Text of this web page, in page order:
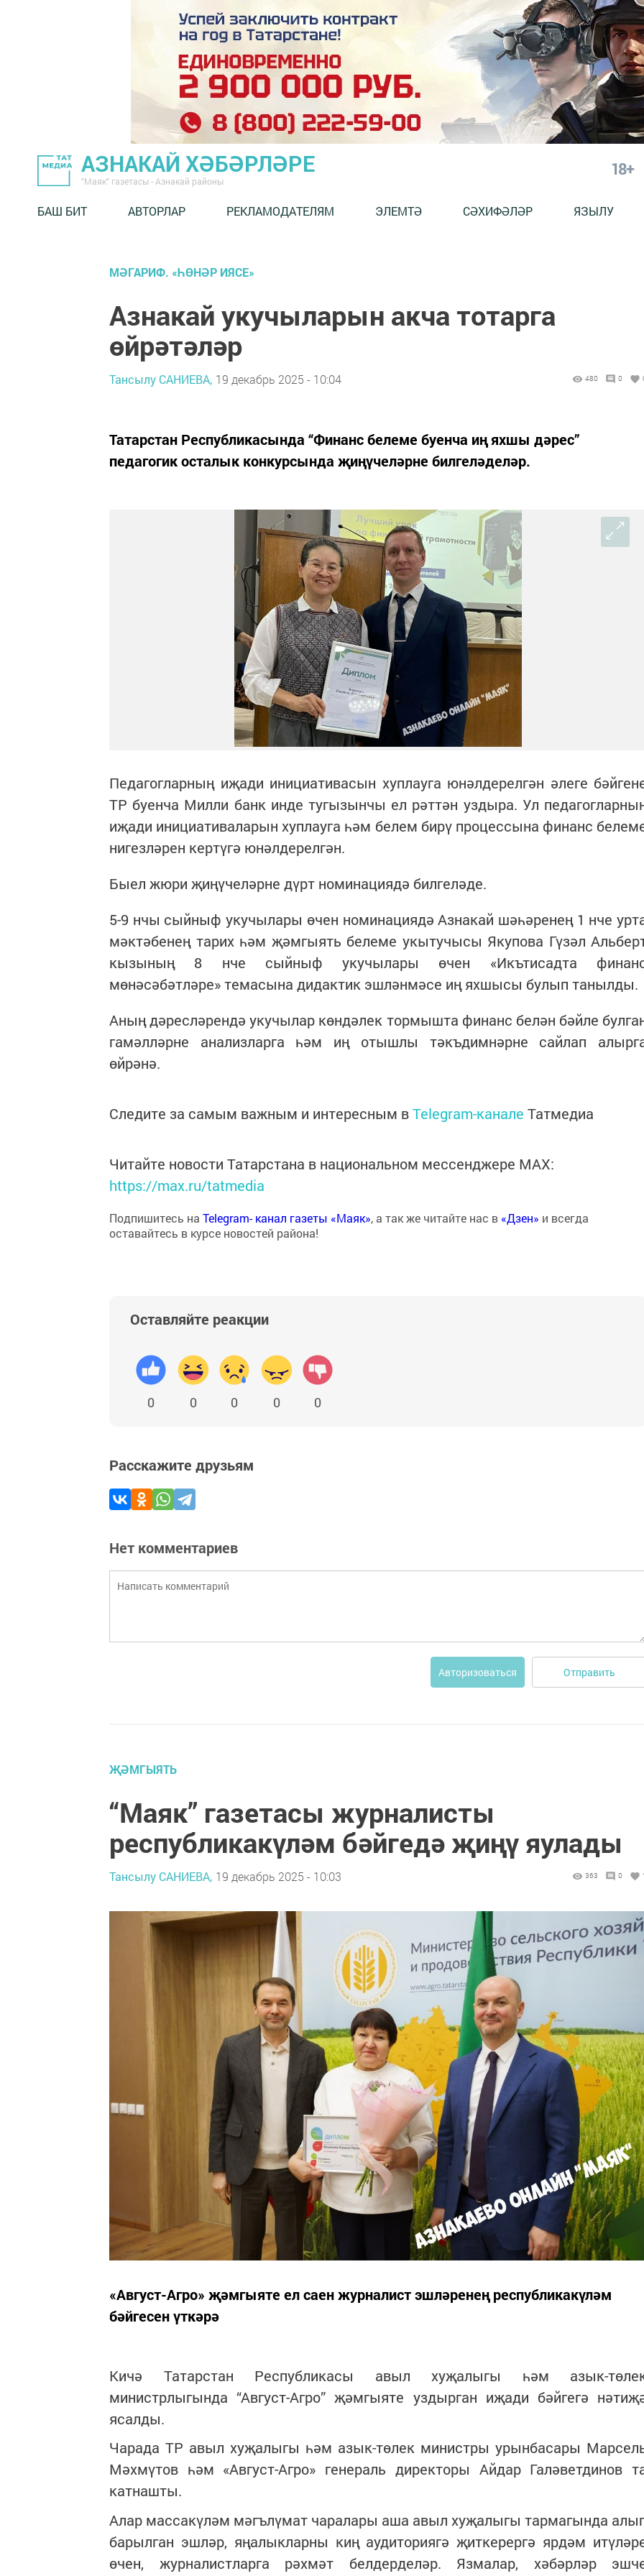
АЗНАКАЙ ХӘБӘРЛӘРЕ
"Маяк" газетасы - Азнакай районы
18+
БАШ БИТ АВТОРЛАР РЕКЛАМОДАТЕЛЯМ ЭЛЕМТӘ СӘХИФӘЛӘР ЯЗЫЛУ
МӘГАРИФ. «ҺӨНӘР ИЯСЕ»
Азнакай укучыларын акча тотарга
өйрәтәләр
Тансылу САНИЕВА, 19 декабрь 2025 - 10:04 480 0
Татарстан Республикасында “Финанс белеме буенча иң яхшы дәрес”
педагогик осталык конкурсында җиңүчеләрне билгеләделәр.
Педагогларның иҗади инициативасын хуплауга юнәлдерелгән әлеге
ТР буенча Милли банк инде тугызынчы ел рәттән уздыра. Ул
иҗади инициативаларын хуплауга һәм белем бирү процессына финанс
нигезләрен кертүгә юнәлдерелгән.
Быел жюри җиңүчеләрне дүрт номинациядә билгеләде.
5-9 нчы сыйныф укучылары өчен номинациядә Азнакай шәһәренең 1 нче
мәктәбенең тарих һәм җәмгыять белеме укытучысы Якупова Гүзәл
кызының 8 нче сыйныф укучылары өчен «Икътисадта
мөнәсәбәтләре» темасына дидактик эшләнмәсе иң яхшысы булып танылды.
Аның дәресләрендә укучылар көндәлек тормышта финанс белән бәйле
гамәлләрне анализларга һәм иң отышлы тәкъдимнәрне сайлап
өйрәнә.
Следите за самым важным и интересным вTelegram-канале Татмедиа
Читайте новости Татарстана в национальном мессенджере MАХ:
https://max.ru/tatmedia
Подпишитесь на Telegram- канал газеты «Маяк», а так же читайте нас в «Дзен» и всегда
оставайтесь в курсе новостей района!
Оставляйте реакции
0 0 0 0 0
Расскажите друзьям
Нет комментариев
Авторизоваться Отправить
ҖӘМГЫЯТЬ
“Маяк” газетасы журналисты
республикакүләм бәйгедә җиңү яулады
Тансылу САНИЕВА, 19 декабрь 2025 - 10:03 363 0
«Август-Агро» җәмгыяте ел саен журналист эшләренең республикакүләм
бәйгесен үткәрә
Кичә Татарстан Республикасы авыл хуҗалыгы һәм азык-
министрлыгында “Август-Агро” җәмгыяте уздырган иҗади бәйгегә
ясалды.
Чарада ТР авыл хуҗалыгы һәм азык-төлек министры урынбасары
Мәхмүтов һәм «Август-Агро» генераль директоры Айдар Галәветдинов
катнашты.
Алар массакүләм мәгълүмат чаралары аша авыл хуҗалыгы тармагында
барылган эшләр, яңалыкларны киң аудиториягә җиткерергә ярдәм
өчен, журналистларга рәхмәт белдерделәр. Язмалар, хәбәрләр